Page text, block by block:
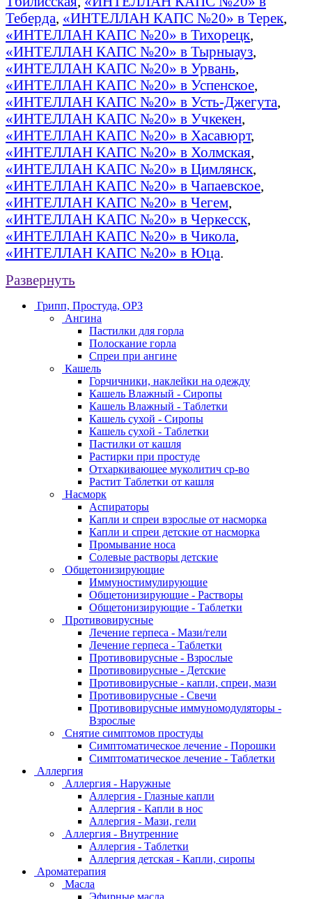
Теберда, «ИНТЕЛЛАН КАПС №20» в Терек,
«ИНТЕЛЛАН КАПС №20» в Тихорецк,
«ИНТЕЛЛАН КАПС №20» в Тырныауз,
«ИНТЕЛЛАН КАПС №20» в Урвань,
«ИНТЕЛЛАН КАПС №20» в Успенское,
«ИНТЕЛЛАН КАПС №20» в Усть-Джегута,
«ИНТЕЛЛАН КАПС №20» в Учкекен,
«ИНТЕЛЛАН КАПС №20» в Хасавюрт,
«ИНТЕЛЛАН КАПС №20» в Холмская,
«ИНТЕЛЛАН КАПС №20» в Цимлянск,
«ИНТЕЛЛАН КАПС №20» в Чапаевское,
«ИНТЕЛЛАН КАПС №20» в Чегем,
«ИНТЕЛЛАН КАПС №20» в Черкесск,
«ИНТЕЛЛАН КАПС №20» в Чикола,
«ИНТЕЛЛАН КАПС №20» в Юца.
Развернуть
Грипп, Простуда, ОРЗ
Ангина
Пастилки для горла
Полоскание горла
Спреи при ангине
Кашель
Горчичники, наклейки на одежду
Кашель Влажный - Сиропы
Кашель Влажный - Таблетки
Кашель сухой - Сиропы
Кашель сухой - Таблетки
Пастилки от кашля
Растирки при простуде
Отхаркивающее муколитич ср-во
Растит Таблетки от кашля
Насморк
Аспираторы
Капли и спреи взрослые от насморка
Капли и спреи детские от насморка
Промывание носа
Солевые растворы детские
Общетонизирующие
Иммуностимулирующие
Общетонизирующие - Растворы
Общетонизирующие - Таблетки
Противовирусные
Лечение герпеса - Мази/гели
Лечение герпеса - Таблетки
Противовирусные - Взрослые
Противовирусные - Детские
Противовирусные - капли, спреи, мази
Противовирусные - Свечи
Противовирусные иммуномодуляторы -
Взрослые
Снятие симптомов простуды
Симптоматическое лечение - Порошки
Симптоматическое лечение - Таблетки
Аллергия
Аллергия - Наружные
Аллергия - Глазные капли
Аллергия - Капли в нос
Аллергия - Мази, гели
Аллергия - Внутренние
Аллергия - Таблетки
Аллергия детская - Капли, сиропы
Ароматерапия
Масла
Эфирные масла